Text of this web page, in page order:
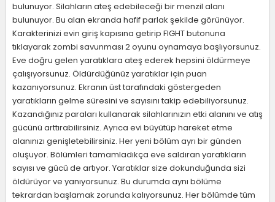
bulunuyor. Silahların ateş edebileceği bir menzil alanı
bulunuyor. Bu alan ekranda hafif parlak şekilde görünüyor.
Karakterinizi evin giriş kapısına getirip FIGHT butonuna
tıklayarak zombi savunması 2 oyunu oynamaya başlıyorsunuz.
Eve doğru gelen yaratıklara ateş ederek hepsini öldürmeye
çalışıyorsunuz. Öldürdüğünüz yaratıklar için puan
kazanıyorsunuz. Ekranın üst tarafındaki göstergeden
yaratıkların gelme süresini ve sayısını takip edebiliyorsunuz.
Kazandığınız paraları kullanarak silahlarınızın etki alanını ve atış
gücünü arttırabilirsiniz. Ayrıca evi büyütüp hareket etme
alanınızı genişletebilirsiniz. Her yeni bölüm ayrı bir günden
oluşuyor. Bölümleri tamamladıkça eve saldıran yaratıkların
sayısı ve gücü de artıyor. Yaratıklar size dokunduğunda sizi
öldürüyor ve yanıyorsunuz. Bu durumda aynı bölüme
tekrardan başlamak zorunda kalıyorsunuz. Her bölümde tüm